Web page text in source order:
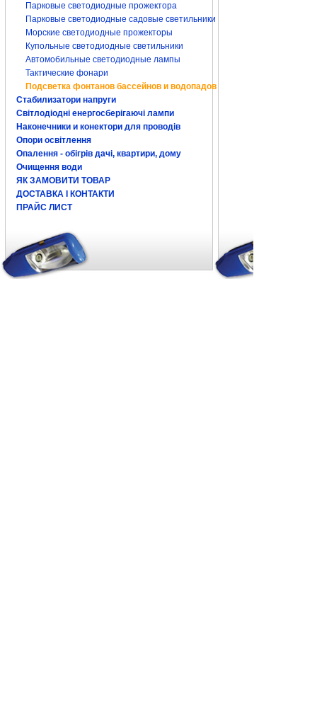
Парковые светодиодные прожектора
Парковые светодиодные садовые светильники
Морские светодиодные прожекторы
Купольные светодиодные светильники
Автомобильные светодиодные лампы
Тактические фонари
Подсветка фонтанов бассейнов и водопадов
Стабилизатори напруги
Світлодіодні енергосберігаючі лампи
Наконечники и конектори для проводів
Опори освітлення
Опалення - обігрів дачі, квартири, дому
Очищення води
ЯК ЗАМОВИТИ ТОВАР
ДОСТАВКА І КОНТАКТИ
ПРАЙС ЛИСТ